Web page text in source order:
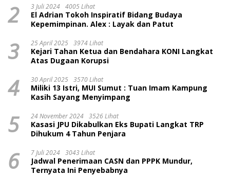
2 3 Juli 2024 4005 Lihat
El Adrian Tokoh Inspiratif Bidang Budaya
Kepemimpinan. Alex : Layak dan Patut
3 25 April 2025 3974 Lihat
Kejari Tahan Ketua dan Bendahara KONI Langkat
Atas Dugaan Korupsi
4 30 April 2025 3570 Lihat
Miliki 13 Istri, MUI Sumut : Tuan Imam Kampung
Kasih Sayang Menyimpang
5 24 November 2024 3526 Lihat
Kasasi JPU Dikabulkan Eks Bupati Langkat TRP
Dihukum 4 Tahun Penjara
6 7 Juli 2024 3043 Lihat
Jadwal Penerimaan CASN dan PPPK Mundur,
Ternyata Ini Penyebabnya